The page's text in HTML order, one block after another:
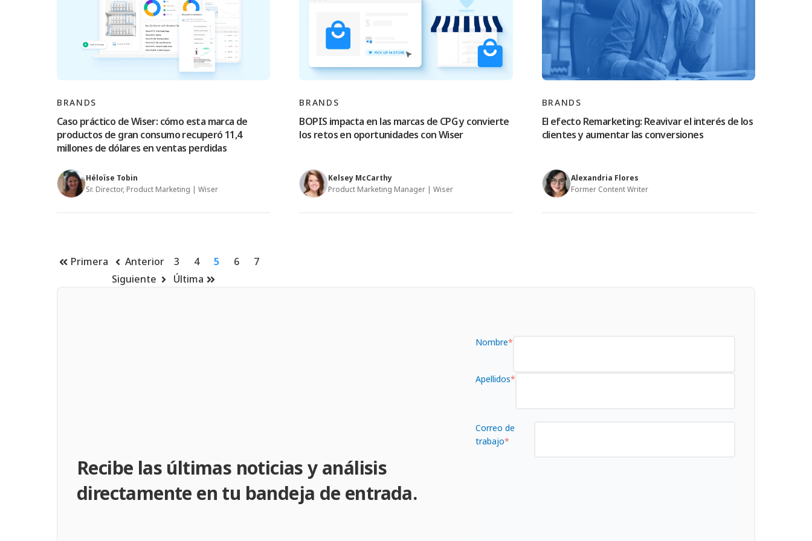
BRANDS
Caso práctico de Wiser: cómo esta marca de
productos de gran consumo recuperó 11,4
millones de dólares en ventas perdidas
Héloïse Tobin
Sr. Director, Product Marketing | Wiser
BRANDS
BOPIS impacta en las marcas de CPG y convierte
los retos en oportunidades con Wiser
Kelsey McCarthy
Product Marketing Manager | Wiser
BRANDS
El efecto Remarketing: Reavivar el interés de los
clientes y aumentar las conversiones
Alexandria Flores
Former Content Writer
Primera Anterior 3 4 5 6
7
Siguiente
Última
Recibe las últimas noticias y análisis
directamente en tu bandeja de entrada.
Nombre*
Apellidos*
Correo de
trabajo*